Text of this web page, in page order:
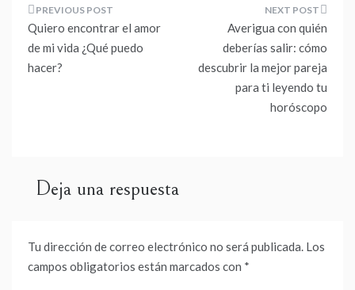
Navegación
de
Quiero encontrar el amor
de mi vida ¿Qué puedo
hacer?
Averigua con quién
deberías salir: cómo
descubrir la mejor pareja
para ti leyendo tu
horóscopo
Deja una respuesta
Tu dirección de correo electrónico no será publicada. Los
campos obligatorios están marcados con *